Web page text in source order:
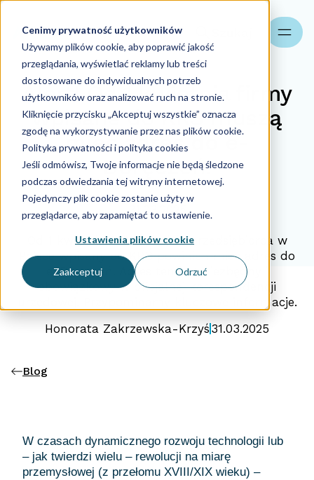
Cenimy prywatność użytkowników
Używamy plików cookie, aby poprawić jakość
przeglądania, wyświetlać reklamy lub treści
dostosowane do indywidualnych potrzeb
użytkowników oraz analizować ruch na stronie.
Kliknięcie przycisku „Akceptuj wszystkie” oznacza
zgodę na wykorzystywanie przez nas plików cookie.
Polityka prywatności i polityka cookies
Jeśli odmówisz, Twoje informacje nie będą śledzone
podczas odwiedzania tej witryny internetowej.
Pojedynczy plik cookie zostanie użyty w
przeglądarce, aby zapamiętać to ustawienie.
Ustawienia plików cookie
Zaakceptuj Odrzuć
Alert! Od 1 kwietnia firmy
wpisane do KRS muszą
mieć adres do e-
Doręczeń!
31.03.2025
Od 1 kwietnia 2025 r. każdy przedsiębiorca w
Polsce wpisany do KRS powinien mieć adres do
e-Doręczeń. Adres ten jest niezbędny i
obowiązkowy w oficjalnej korespondencji
urzędowej. Przypominamy kluczowe informacje.
Honorata Zakrzewska-Krzyś 31.03.2025
Blog
W czasach dynamicznego rozwoju technologii lub
– jak twierdzi wielu – rewolucji na miarę
przemysłowej (z przełomu XVIII/XIX wieku) –